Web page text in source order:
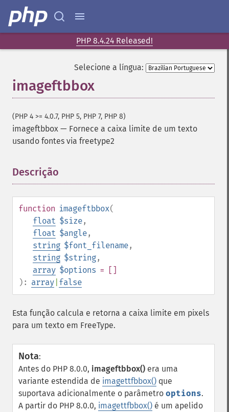
PHP 8.4.24 Released!
Selecione a língua:
imageftbbox
(PHP 4 >= 4.0.7, PHP 5, PHP 7, PHP 8)
imageftbbox — Fornece a caixa limite de um texto
usando fontes via freetype2
Descrição
function imageftbbox(
float $size,
float $angle,
string $font_filename,
string $string,
array $options = []
): array false
Esta função calcula e retorna a caixa limite em pixels
para um texto em FreeType.
Nota:
Antes do PHP 8.0.0, imageftbbox() era uma
variante estendida de imagettfbbox() que
suportava adicionalmente o parâmetro options.
A partir do PHP 8.0.0, imagettfbbox() é um apelido